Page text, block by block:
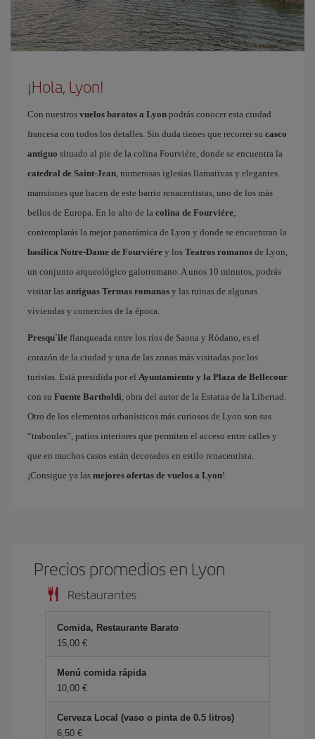
¡Hola, Lyon!
Con nuestros vuelos baratos a Lyon podrás conocer esta ciudad
francesa con todos los detalles. Sin duda tienes que recorrer su casco
antiguo situado al pie de la colina Fourviére, donde se encuentra la
catedral de Saint-Jean , numerosas iglesias llamativas y elegantes
mansiones que hacen de este barrio renacentistas, uno de los más
bellos de Europa. En lo alto de la colina de Fourviére
contemplarás la mejor panorámica de Lyon y donde se encuentran la
basílica Notre-Dame de Fourviére y los Teatros romanos de Lyon,
un conjunto arqueológico galorromano. A unos 10 minutos, podrás
visitar las antiguas Termas romanas y las ruinas de algunas
viviendas y comercios de la época.
Presqu´ile flanqueada entre los ríos de Saona y Ródano, es el
corazón de la ciudad y una de las zonas más visitadas por los
turistas. Está presidida por el Ayuntamiento y la Plaza de Bellecour
con su Fuente Bartholdi , obra del autor de la Estatua de la Libertad.
Otro de los elementos urbanísticos más curiosos de Lyon son sus
“traboules”, patios interiores que permiten el acceso entre calles y
que en muchos casos están decorados en estilo renacentista.
¡Consigue ya las mejores ofertas de vuelos a Lyon!
Precios promedios en Lyon
Restaurantes
Comida, Restaurante Barato
15,00 €
Menú comida rápida
10,00 €
Cerveza Local (vaso o pinta de 0.5 litros)
6,50 €